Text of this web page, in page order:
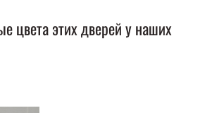
цвета этих дверей у наших